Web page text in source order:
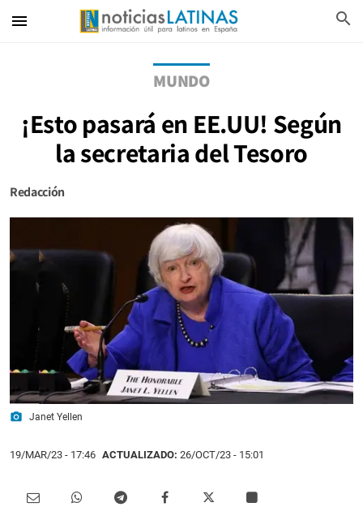
menu search
MUNDO
¡Esto pasará en EE.UU! Según
la secretaria del Tesoro
Redacción
photo_camera Janet Yellen
19/MAR/23 - 17:46 ACTUALIZADO: 26/OCT/23 - 15:01